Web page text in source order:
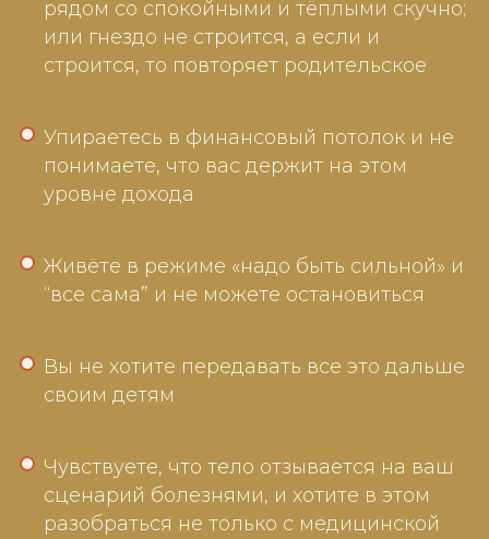
рядом со спокойными и тёплыми скучно;
или гнездо не строится, а если и
строится, то повторяет родительское
Упираетесь в финансовый потолок и не
понимаете, что вас держит на этом
уровне дохода
Живёте в режиме «надо быть сильной» и
“все сама” и не можете остановиться
Вы не хотите передавать все это дальше
своим детям
Чувствуете, что тело отзывается на ваш
сценарий болезнями, и хотите в этом
разобраться не только с медицинской